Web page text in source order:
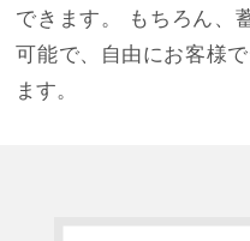
できます。 もちろん、
可能で、自由にお客様
ます。